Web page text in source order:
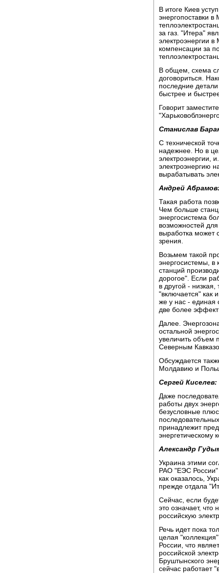
В итоге Киев
энергопоставки в
за газ. "Итера"
электроэнергии в
компенсации за
В общем, схема
договориться.
последние
быстрее и
Говорит
Станислав
С технической
надежнее. Но в
электроэнергии,
электроэнергию
вырабатывать
Андрей
Такая работа
Чем больше
энергосистема
возможностей
выработка может
зрения.
Возьмем такой
энергосистемы, в
станций
дорогое". Если
в другой - низкая,
"включается" как
же у нас - единая
две более
Далее.
остальной
увеличить объем
Северным
Обсуждается
Молдавию и
Сергей Киселев:
Даже
работы двух
безусловные
принадлежит
энергетическому
Александр
Украина этими
РАО "ЕЭС России"
как оказалось,
прежде отдала
Сейчас, если
это означает, что
российскую
Речь идет пока
целая
России, что
российской
Бруштынского
сейчас работает